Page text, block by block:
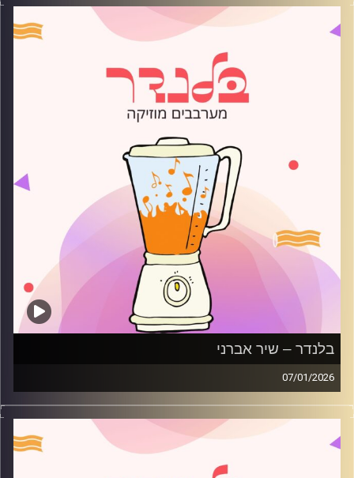
קרדיט תמונות:
AudioVersity
בלנדר – שיר אברני
07/01/2026
מוזיקה רגועה לפתוח איתה את הבוקר בהגשת שיר אברני
קרדיט תמונות:
AudioVersity